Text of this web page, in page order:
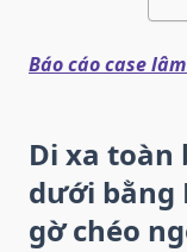
Báo cáo case
Di xa toàn
dưới bằng
gờ chéo